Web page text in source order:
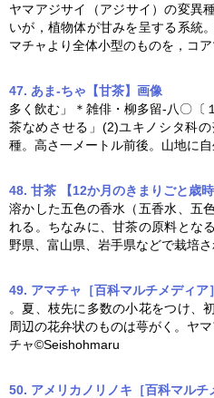
ヤマアジサイ （アジサイ ）の変異
いが，植物体が甘みを呈する系統
マチャより全体小型のものを，コ
47. あま‐ちゃ【甘茶】 画像
多く飲む」＊雑俳・柳多留‐八〇〔
茶なめさせる」(2)ユキノシタ科
種。高さ一メートル前後。山地に
48. 甘茶 【12か月のきまりごと歳時
溶かした五色の香水（五香水、五
れる。ちなみに、甘茶の原料となる
野県、富山県、岩手県などで栽培
49. アマチャ［百科マルチメディア］
。夏、枝先に多数の小花をつけ、
周辺の花弁状のものは萼がく。ヤマ
チャ©Seishohmaru
50. アメリカノリノキ［百科マルチ